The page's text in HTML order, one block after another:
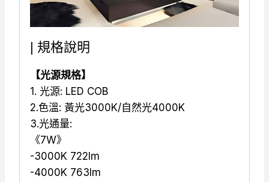
| 規格說明
【光源規格】
1. 光源: LED COB
2.色溫: 黃光3000K/自然光4000K
3.光通量:
《7W》
-3000K 722lm
-4000K 763lm